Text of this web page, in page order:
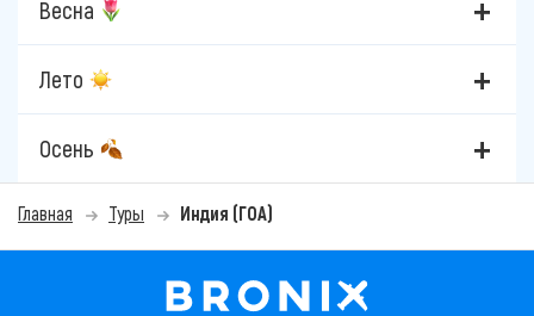
Весна
Лето
Осень
Главная Туры Индия (ГОА)